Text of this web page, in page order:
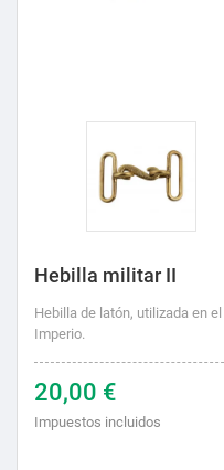
Hebilla militar II
Hebilla de latón, utilizada en
Imperio.
20,00 €
Impuestos incluidos